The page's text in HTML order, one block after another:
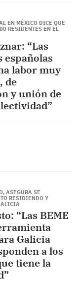
EN MÉXICO DICE QUE
RESIDENTES EN EL
“Las
españolas
labor muy
de
y unión de
ASEGURA SE
RESIDIENDO Y
“Las BEME
Galicia
a los
tiene la